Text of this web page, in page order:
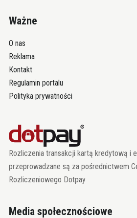
Ważne
O nas
Reklama
Kontakt
Regulamin portalu
Polityka prywatności
Rozliczenia transakcji kartą kredytową i
przeprowadzane są za pośrednictwem
Rozliczeniowego Dotpay
Media społecznościowe